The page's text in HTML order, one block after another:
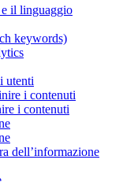
il linguaggio
keywords)
utenti
i contenuti
i contenuti
dell’informazione